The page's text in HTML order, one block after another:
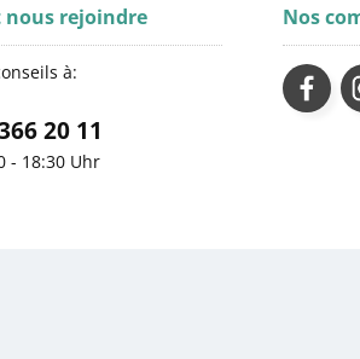
nous rejoindre
à:
20 11
- 18:30 Uhr
Nos